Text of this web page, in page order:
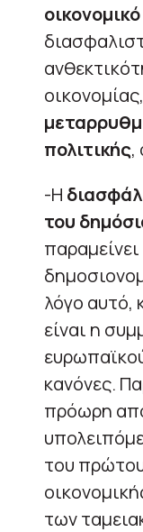
πολιτικής,
-Η
του
παραμείνει
λόγο αυτό,
είναι η
κανόνες.
πρόωρη
του
των